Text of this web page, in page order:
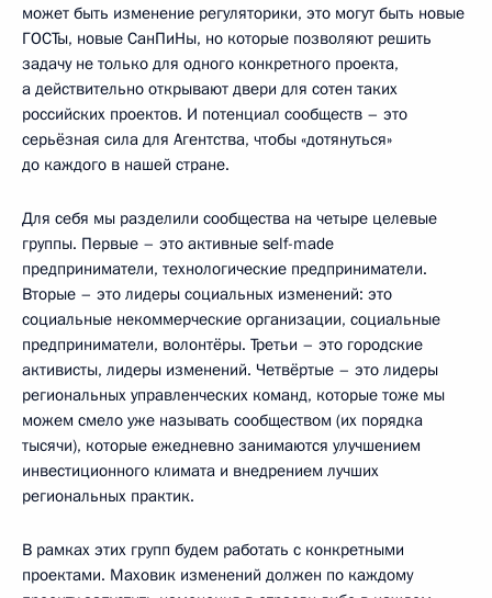
может быть изменение регуляторики, это могут быть новые
ГОСТы, новые СанПиНы, но которые позволяют решить
задачу не только для одного конкретного проекта,
а действительно открывают двери для сотен таких
российских проектов. И потенциал сообществ – это
серьёзная сила для Агентства, чтобы «дотянуться»
до каждого в нашей стране.
Для себя мы разделили сообщества на четыре целевые
группы. Первые – это активные self-made
предприниматели, технологические предприниматели.
Вторые – это лидеры социальных изменений: это
социальные некоммерческие организации, социальные
предприниматели, волонтёры. Третьи – это городские
активисты, лидеры изменений. Четвёртые – это лидеры
региональных управленческих команд, которые тоже мы
можем смело уже называть сообществом (их порядка
тысячи), которые ежедневно занимаются улучшением
инвестиционного климата и внедрением лучших
региональных практик.
В рамках этих групп будем работать с конкретными
проектами. Маховик изменений должен по каждому